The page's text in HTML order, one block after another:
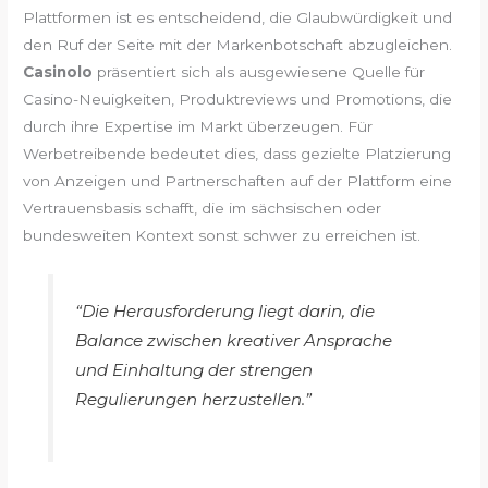
Plattformen ist es entscheidend, die Glaubwürdigkeit und
den Ruf der Seite mit der Markenbotschaft abzugleichen.
Casinolo präsentiert sich als ausgewiesene Quelle für
Casino-Neuigkeiten, Produktreviews und Promotions, die
durch ihre Expertise im Markt überzeugen. Für
Werbetreibende bedeutet dies, dass gezielte Platzierung
von Anzeigen und Partnerschaften auf der Plattform eine
Vertrauensbasis schafft, die im sächsischen oder
bundesweiten Kontext sonst schwer zu erreichen ist.
“Die Herausforderung liegt darin, die
Balance zwischen kreativer Ansprache
und Einhaltung der strengen
Regulierungen herzustellen.”